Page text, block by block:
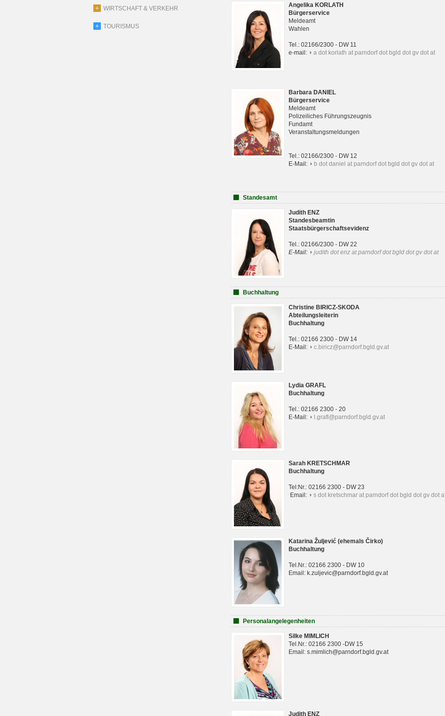
WIRTSCHAFT & VERKEHR
TOURISMUS
Angelika KORLATH
Bürgerservice
Meldeamt
Wahlen
Tel.: 02166/2300 - DW 11
e-mail:
a dot korlath at parndorf dot bgld dot gv dot at
Barbara DANIEL
Bürgerservice
Meldeamt
Polizeiliches Führungszeugnis
Fundamt
Veranstaltungsmeldungen
Tel.: 02166/2300 - DW 12
E-Mail:
b dot daniel at parndorf dot bgld dot gv dot at
Standesamt
Judith ENZ
Standesbeamtin
Staatsbürgerschaftsevidenz
Tel.: 02166/2300 - DW 22
E-Mail:
judith dot enz at parndorf dot bgld dot gv dot at
Buchhaltung
Christine BIRICZ-SKODA
Abteilungsleiterin
Buchhaltung
Tel.: 02166 2300 - DW 14
E-Mail:
c.biricz@parndorf.bgld.gv.at
Lydia GRAFL
Buchhaltung
Tel.: 02166 2300 - 20
E-Mail:
l.grafl@parndorf.bgld.gv.at
Sarah KRETSCHMAR
Buchhaltung
Tel:Nr.: 02166 2300 - DW 23
Email:
s dot kretschmar at parndorf dot bgld dot gv dot
Katarina Žuljević (ehemals Čirko)
Buchhaltung
Tel.Nr.: 02166 2300 - DW 10
Email: k.zuljevic@parndorf.bgld.gv.at
Personalangelegenheiten
Silke MIMLICH
Tel.Nr.: 02166 2300 -DW 15
Email: s.mimlich@parndorf.bgld.gv.at
Judith ENZ